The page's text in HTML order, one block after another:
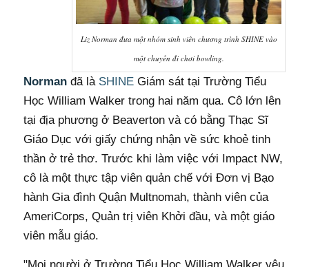
Liz Norman đưa một nhóm sinh viên chương trình SHINE vào
một chuyến đi chơi bowling.
Normanđã là SHINEGiám sát tại Trường Tiểu
Học William Walker trong hai năm qua. Cô lớn lên
tại địa phương ở Beaverton và có bằng Thạc Sĩ
Giáo Dục với giấy chứng nhận về sức khoẻ tinh
thần ở trẻ thơ. Trước khi làm việc với Impact NW,
cô là một thực tập viên quản chế với Đơn vị Bạo
hành Gia đình Quận Multnomah, thành viên của
AmeriCorps, Quản trị viên Khởi đầu, và một giáo
viên mẫu giáo.